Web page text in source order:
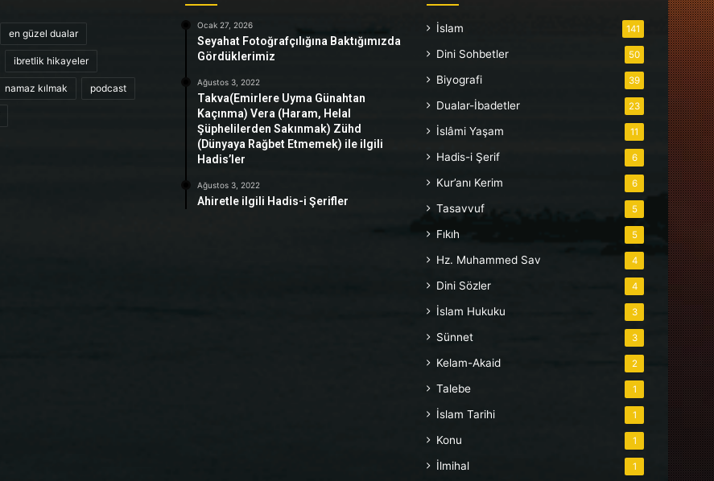
en güzel dualar
ibretlik hikayeler
namaz kılmak podcast
Ocak 27, 2026
Seyahat Fotoğrafçılığına Baktığımızda
Gördüklerimiz
Ağustos 3, 2022
Takva(Emirlere Uyma Günahtan
Kaçınma) Vera (Haram, Helal
Şüphelilerden Sakınmak) Zühd
(Dünyaya Rağbet Etmemek) ile ilgili
Hadis’ler
Ağustos 3, 2022
Ahiretle ilgili Hadis-i Şerifler
İslam 141
Dini Sohbetler 50
Biyografi 39
Dualar-İbadetler 23
İslâmi Yaşam 11
Hadis-i Şerif 6
Kur’anı Kerim 6
Tasavvuf 5
Fıkıh 5
Hz. Muhammed Sav 4
Dini Sözler 4
İslam Hukuku 3
Sünnet 3
Kelam-Akaid 2
Talebe 1
İslam Tarihi 1
Konu 1
İlmihal 1